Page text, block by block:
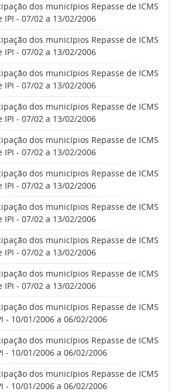
dos municípios Repasse de ICMS
IPI - 07/02 a 13/02/2006
dos municípios Repasse de ICMS
IPI - 07/02 a 13/02/2006
dos municípios Repasse de ICMS
IPI - 07/02 a 13/02/2006
dos municípios Repasse de ICMS
IPI - 07/02 a 13/02/2006
dos municípios Repasse de ICMS
IPI - 07/02 a 13/02/2006
dos municípios Repasse de ICMS
IPI - 07/02 a 13/02/2006
dos municípios Repasse de ICMS
IPI - 07/02 a 13/02/2006
dos municípios Repasse de ICMS
IPI - 07/02 a 13/02/2006
dos municípios Repasse de ICMS
IPI - 07/02 a 13/02/2006
dos municípios Repasse de ICMS
- 10/01/2006 a 06/02/2006
dos municípios Repasse de ICMS
- 10/01/2006 a 06/02/2006
dos municípios Repasse de ICMS
- 10/01/2006 a 06/02/2006